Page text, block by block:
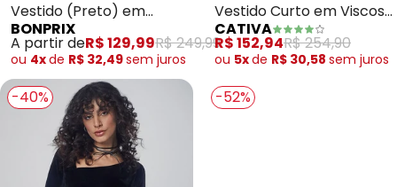
Vestido (Preto) em
Chiffon Devorê Desfiado
BONPRIX
A partir deR$ 129,99R$ 249,99
ou 4xde R$ 32,49sem juros
Vestido Curto em Viscose
(Preto)
CATIVA
R$ 152,94R$ 254,90
ou 5xde R$ 30,58 sem juros
-40% -52%